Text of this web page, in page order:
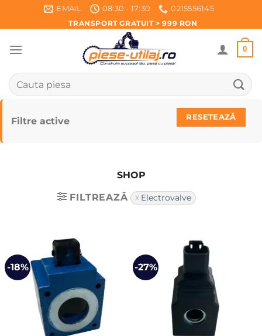
EMAIL 08:30 - 17:30
0215556145
TRANSPORT GRATUIT > 999 RON
0
Caută
după:
Filtre active RESETEAZĂ
SHOP
FILTREAZĂ
Electrovalve
-18% -27%